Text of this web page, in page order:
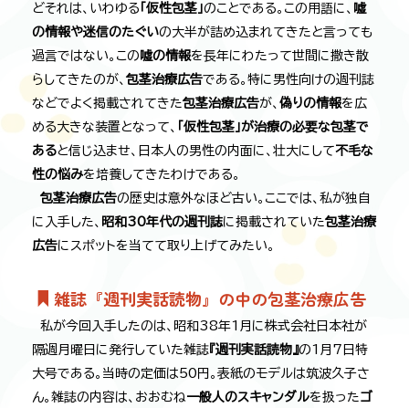
どそれは、いわゆる 「仮性包茎」 のことである。この用語に、 嘘
の情報や迷信のたぐいの大半が詰め込まれてきたと言っても
過言ではない。この 嘘の情報を長年にわたって世間に撒き散
らしてきたのが、 包茎治療広告である。特に男性向けの週刊誌
などでよく掲載されてきた包茎治療広告が、 偽りの情報を広
める大きな装置となって、 「仮性包茎」が治療の必要な包茎で
あると信じ込ませ、日本人の男性の内面に、壮大にして不毛な
性の悩みを培養してきたわけである。
包茎治療広告の歴史は意外なほど古い。ここでは、私が独自
に入手した、 昭和30年代の週刊誌に掲載されていた包茎治療
広告にスポットを当てて取り上げてみたい。
雑誌『週刊実話読物』の中の包茎治療広告
私が今回入手したのは、昭和38年1月に株式会社日本社が
隔週月曜日に発行していた雑誌『週刊実話読物』の1月7日特
大号である。当時の定価は50円。表紙のモデルは筑波久子さ
ん。雑誌の内容は、おおむね一般人のスキャンダルを扱ったゴ